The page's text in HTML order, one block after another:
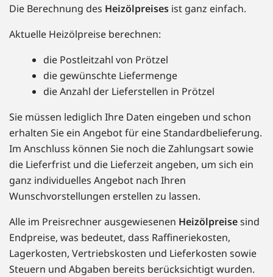
Die Berechnung des Heizölpreises ist ganz einfach.
Aktuelle Heizölpreise berechnen:
die Postleitzahl von Prötzel
die gewünschte Liefermenge
die Anzahl der Lieferstellen in Prötzel
Sie müssen lediglich Ihre Daten eingeben und schon
erhalten Sie ein Angebot für eine Standardbelieferung.
Im Anschluss können Sie noch die Zahlungsart sowie
die Lieferfrist und die Lieferzeit angeben, um sich ein
ganz individuelles Angebot nach Ihren
Wunschvorstellungen erstellen zu lassen.
Alle im Preisrechner ausgewiesenen Heizölpreisesind
Endpreise, was bedeutet, dass Raffineriekosten,
Lagerkosten, Vertriebskosten und Lieferkosten sowie
Steuern und Abgaben bereits berücksichtigt wurden.